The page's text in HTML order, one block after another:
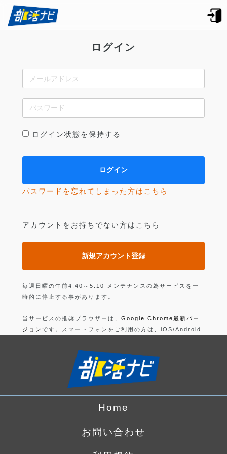
ログイン
ログイン状態を保持する
パスワードを忘れてしまった方はこちら
アカウントをお持ちでない方はこちら
新規アカウント登録
毎週日曜の午前4:40～5:10 メンテナンスの為サービスを一
時的に停止する事があります。
当サービスの推奨ブラウザーは、 Google Chrome最新バー
ジョン です。スマートフォンをご利用の方は、iOS/Android
上記以外のブラウザーでは正常に動作できない可能性があり
ますので、ご注意ください。
ログインすることにより、部活の利用規約
なります。
プライバシーポリシー をお読みください。
でログイン
Home
お問い合わせ